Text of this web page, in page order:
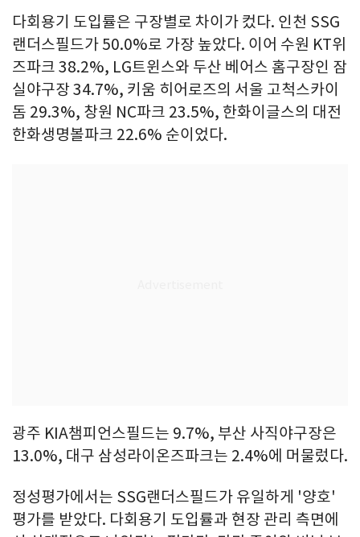
다회용기 도입률은 구장별로 차이가 컸다. 인천 SSG
랜더스필드가 50.0%로 가장 높았다. 이어 수원 KT위
즈파크 38.2%, LG트윈스와 두산 베어스 홈구장인 잠
실야구장 34.7%, 키움 히어로즈의 서울 고척스카이
돔 29.3%, 창원 NC파크 23.5%, 한화이글스의 대전
한화생명볼파크 22.6% 순이었다.
광주 KIA챔피언스필드는 9.7%, 부산 사직야구장은
13.0%, 대구 삼성라이온즈파크는 2.4%에 머물렀다.
정성평가에서는 SSG랜더스필드가 유일하게 '양호'
평가를 받았다. 다회용기 도입률과 현장 관리 측면에